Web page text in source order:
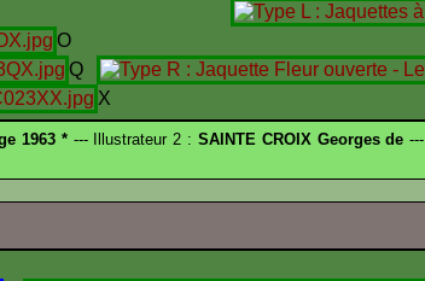
O
Q
X
1963 *--- Illustrateur 2 : SAINTE CROIX Georges de ---